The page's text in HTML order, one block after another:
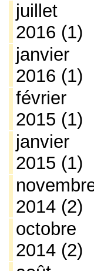
juillet
2016 (1)
janvier
2016 (1)
février
2015 (1)
janvier
2015 (1)
2014(2)
octobre
2014(2)